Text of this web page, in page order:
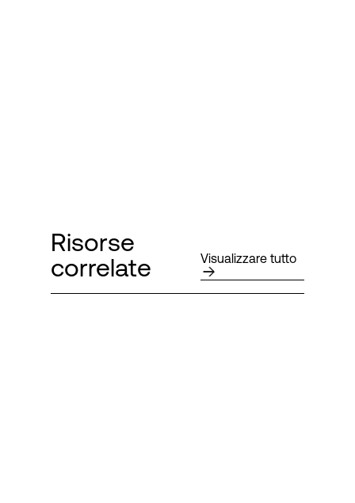
Risorse
correlate
Visualizzare tutto